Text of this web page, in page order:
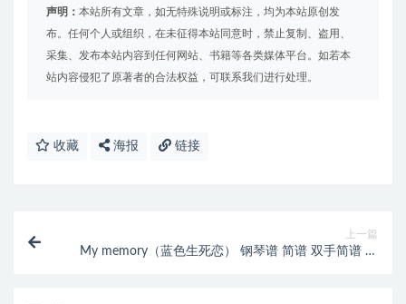
声明： 本站所有文章，如无特殊说明或标注，均为本站原创发
布。任何个人或组织，在未征得本站同意时，禁止复制、盗用、
采集、发布本站内容到任何网站、书籍等各类媒体平台。如若本
站内容侵犯了原著者的合法权益，可联系我们进行处理。
收藏 海报 链接
上一篇
My memory（蓝色生死恋） 钢琴谱 简谱 双手简谱 下